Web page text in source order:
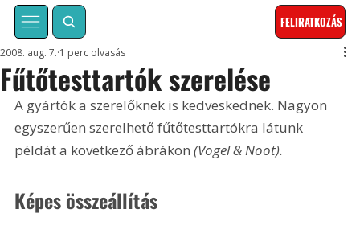
FELIRATKOZÁS
Fűtőtesttartók szerelése
2008. aug. 7. 1 perc olvasás
A gyártók a szerelőknek is kedveskednek. Nagyon
egyszerűen szerelhető fűtőtesttartókra látunk
példát a következő ábrákon (Vogel & Noot).
Képes összeállítás